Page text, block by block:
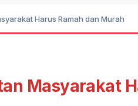
Harus Ramah dan Murah
Masyarakat